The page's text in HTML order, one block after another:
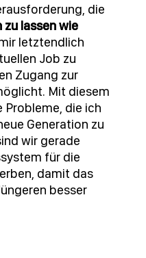
die
lassen wie
letztendlich
Job zu
Zugang zur
Mit diesem
Probleme, die ich
Generation zu
wir gerade
für die
damit das
besser